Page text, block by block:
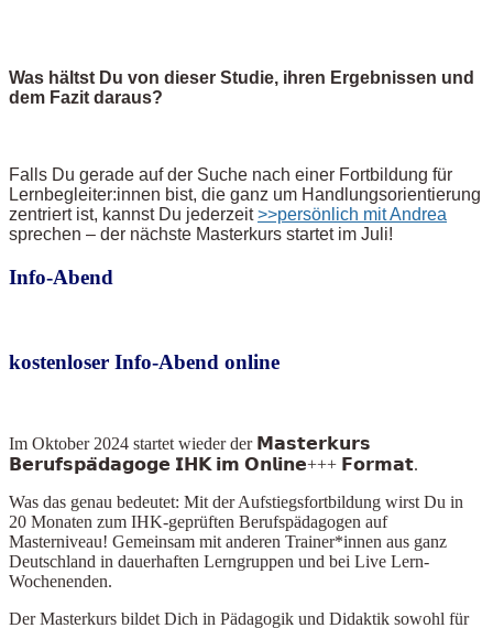
Was hältst Du von dieser Studie, ihren Ergebnissen und
dem Fazit daraus?
Falls Du gerade auf der Suche nach einer Fortbildung für
Lernbegleiter:innen bist, die ganz um Handlungsorientierung
zentriert ist, kannst Du jederzeit>>persönlich mit Andrea
sprechen – der nächste Masterkurs startet im Juli!
Info-Abend
kostenloser Info-Abend online
Im Oktober 2024 startet wieder der 𝗠𝗮𝘀𝘁𝗲𝗿𝗸𝘂𝗿𝘀
𝗕𝗲𝗿𝘂𝗳𝘀𝗽𝗮̈𝗱𝗮𝗴𝗼𝗴𝗲 𝗜𝗛𝗞 𝗶𝗺 𝗢𝗻𝗹𝗶𝗻𝗲+++ 𝗙𝗼𝗿𝗺𝗮𝘁.
Was das genau bedeutet: Mit der Aufstiegsfortbildung wirst Du in
20 Monaten zum IHK-geprüften Berufspädagogen auf
Masterniveau! Gemeinsam mit anderen Trainer*innen aus ganz
Deutschland in dauerhaften Lerngruppen und bei Live Lern-
Wochenenden.
Der Masterkurs bildet Dich in Pädagogik und Didaktik sowohl für